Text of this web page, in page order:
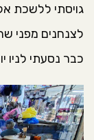
גויסתי ללשכת
לצנחנים מפני
כבר נסעתי לניו